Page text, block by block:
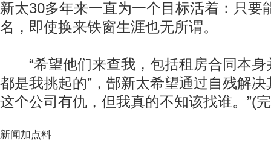
新太30多年来一直为一个目标活着：只要
名，即使换来铁窗生涯也无所谓。
“希望他们来查我，包括租房合同本身
都是我挑起的”，郜新太希望通过自残解决
这个公司有仇，但我真的不知该找谁。”(
新闻加点料